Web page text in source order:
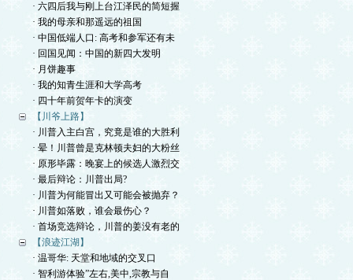
· 六四后我与刚上台江泽民的简短握
· 我的母亲和那遥远的祖国
· 中国低端人口: 高考和参军还有未
· 回国见闻：中国的新四大发明
· 月饼趣事
· 我的知青生涯和大学高考
· 四十年前贺年卡的演变
【川爷上路】
· 川普入主白宫，究竟是谁的大胜利
· 晕！川普曾是克林顿夫妇的大粉丝
· 原形毕露：晚宴上的候选人激烈交
· 最后辩论：川普出局?
· 川普为何能冒出又可能会被抛弃？
· 川普如落败，谁会最伤心？
· 首场竞选辩论，川普的姜没有老的
【浪迹江湖】
· 温哥华: 天堂和地域的交叉口
· 智利游体验”左右,美中,宗教与自